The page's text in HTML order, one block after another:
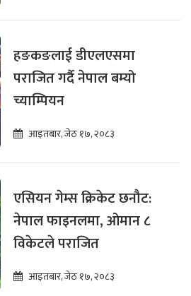
हङकङलाई डीएलएसमा
पराजित गर्दै नेपाल बम्यो
च्याम्पियन
आइतबार, जेठ १७, २०८३
एसियन गेम्स क्रिकेट छनौट:
नेपाल फाइनलमा, ओमान ८
विकेटले पराजित
आइतबार, जेठ १७, २०८३